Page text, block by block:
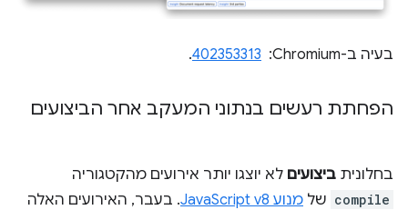
בעיה ב-Chromium: ‏ 402353313
.
הפחתת רעשים בנתוני המעקב אחר הביצועים
בחלונית ביצועים לא יוצגו יותר אירועים מהקטגוריה
compile של מנוע JavaScript v8
. בעבר, האירועים האלה